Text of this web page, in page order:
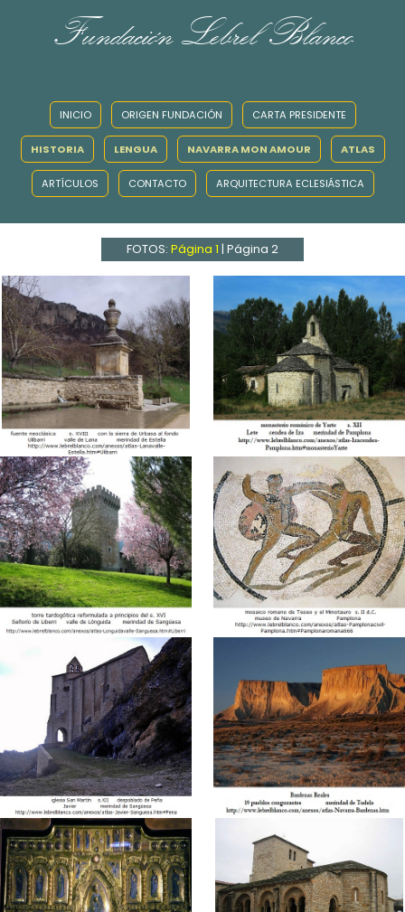
Fundación Lebrel Blanco
INICIO ORIGEN FUNDACIÓN CARTA PRESIDENTE
HISTORIA LENGUA NAVARRA MON AMOUR ATLAS
ARTÍCULOS CONTACTO ARQUITECTURA ECLESIÁSTICA
FOTOS: Página 1 | Página 2